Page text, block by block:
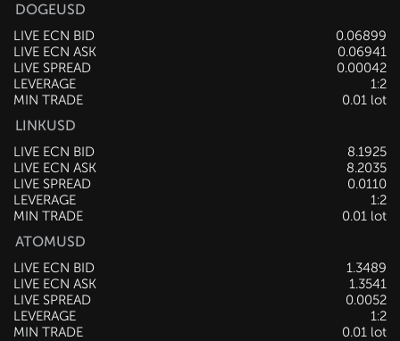
DOGEUSD
LIVE ECN BID
0.06899
LIVE ECN ASK
0.06941
LIVE SPREAD
0.00042
LEVERAGE
1:2
MIN TRADE
0.01 lot
LINKUSD
LIVE ECN BID
8.1925
LIVE ECN ASK
8.2035
LIVE SPREAD
0.0110
LEVERAGE
1:2
MIN TRADE
0.01 lot
ATOMUSD
LIVE ECN BID
1.3489
LIVE ECN ASK
1.3541
LIVE SPREAD
0.0052
LEVERAGE
1:2
MIN TRADE
0.01 lot